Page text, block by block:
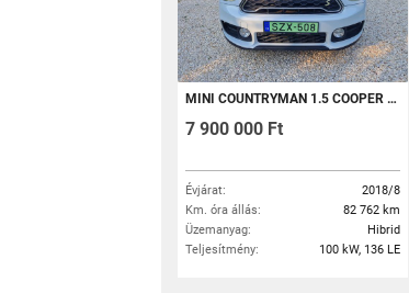
MINI COUNTRYMAN 1.5 COOPER S E ALL4 (AUTOMATA)
7 900 000 Ft
Évjárat:
2018/8
Km. óra állás:
82 762 km
Üzemanyag:
Hibrid
Teljesítmény:
100 kW, 136 LE